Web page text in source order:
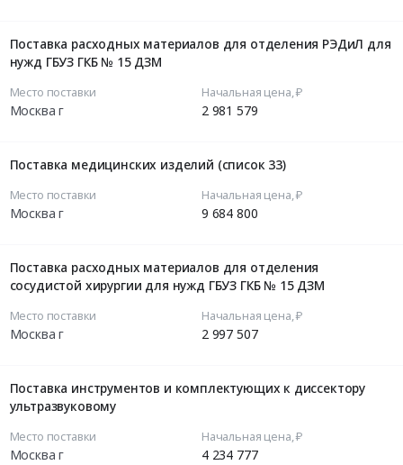
Поставка расходных материалов для отделения РЭДиЛ для
нужд ГБУЗ ГКБ № 15 ДЗМ
Место поставки
Москва г
Начальная цена, ₽
2 981 579
Поставка медицинских изделий (список 33)
Место поставки
Москва г
Начальная цена, ₽
9 684 800
Поставка расходных материалов для отделения
сосудистой хирургии для нужд ГБУЗ ГКБ № 15 ДЗМ
Место поставки
Москва г
Начальная цена, ₽
2 997 507
Поставка инструментов и комплектующих к диссектору
ультразвуковому
Место поставки
Москва г
Начальная цена, ₽
4 234 777